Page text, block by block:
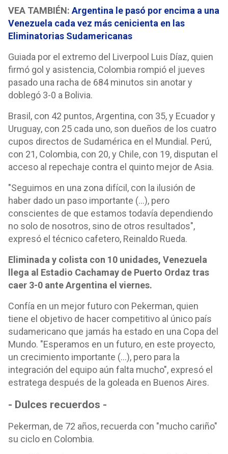
VEA TAMBIÉN: Argentina le pasó por encima a una
Venezuela cada vez más cenicienta en las
Eliminatorias Sudamericanas
Guiada por el extremo del Liverpool Luis Díaz, quien
firmó gol y asistencia, Colombia rompió el jueves
pasado una racha de 684 minutos sin anotar y
doblegó 3-0 a Bolivia.
Brasil, con 42 puntos, Argentina, con 35, y Ecuador y
Uruguay, con 25 cada uno, son dueños de los cuatro
cupos directos de Sudamérica en el Mundial. Perú,
con 21, Colombia, con 20, y Chile, con 19, disputan el
acceso al repechaje contra el quinto mejor de Asia.
"Seguimos en una zona difícil, con la ilusión de
haber dado un paso importante (...), pero
conscientes de que estamos todavía dependiendo
no solo de nosotros, sino de otros resultados",
expresó el técnico cafetero, Reinaldo Rueda.
Eliminada y colista con 10 unidades, Venezuela
llega al Estadio Cachamay de Puerto Ordaz tras
caer 3-0 ante Argentina el viernes.
Confía en un mejor futuro con Pekerman, quien
tiene el objetivo de hacer competitivo al único país
sudamericano que jamás ha estado en una Copa del
Mundo. "Esperamos en un futuro, en este proyecto,
un crecimiento importante (...), pero para la
integración del equipo aún falta mucho", expresó el
estratega después de la goleada en Buenos Aires.
- Dulces recuerdos -
Pekerman, de 72 años, recuerda con "mucho cariño"
su ciclo en Colombia.